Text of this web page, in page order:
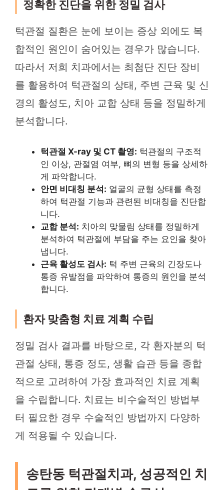
정확한 진단을 위한 정밀 검사
턱관절 질환은 눈에 보이는 증상 외에도 복
합적인 원인이 숨어있는 경우가 많습니다.
따라서 저희 치과에서는 최첨단 진단 장비
를 활용하여 턱관절의 상태, 주변 근육 및 신
경의 활성도, 치아 교합 상태 등을 정밀하게
분석합니다.
턱관절 X-ray 및 CT 촬영: 턱관절의 구조적
인 이상, 관절염 여부, 뼈의 변형 등을 상세하
게 파악합니다.
안면 비대칭 분석: 얼굴의 균형 상태를 측정
하여 턱관절 기능과 관련된 비대칭을 진단합
니다.
교합 분석: 치아의 맞물림 상태를 정밀하게
분석하여 턱관절에 부담을 주는 요인을 찾아
냅니다.
근육 활성도 검사: 턱 주변 근육의 긴장도나
통증 유발점을 파악하여 통증의 원인을 분석
합니다.
환자 맞춤형 치료 계획 수립
정밀 검사 결과를 바탕으로, 각 환자분의 턱
관절 상태, 통증 정도, 생활 습관 등을 종합
적으로 고려하여 가장 효과적인 치료 계획
을 수립합니다. 치료는 비수술적인 방법부
터 필요한 경우 수술적인 방법까지 다양하
게 적용될 수 있습니다.
송탄동 턱관절치과, 성공적인 치